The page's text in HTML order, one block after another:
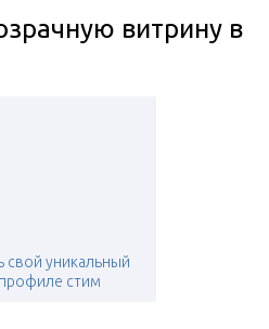
витрину в
свой уникальный
стим